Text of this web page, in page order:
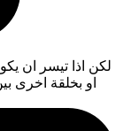
لكن اذا تيسر ان
او بخلقة اخرى